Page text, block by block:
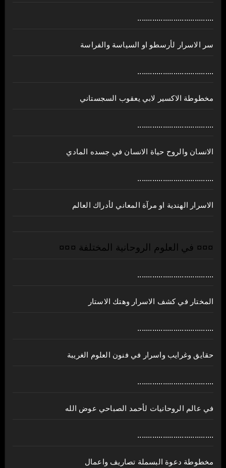
....................................
سر الاسرار لأرسطو او السياسة والفراسة
....................................
مخطوطة الاكسير لابي يعقوب السجستاني
....................................
الانسان والروح حياة الانسان في جسده المادي
....................................
الاسرار الهندية او مرآة المعاني لأدراك العالم
¤¤¤ في العلوم الروحانية المختلفة ¤¤¤
....................................
المختار في كشف الاسرار وهتك الاستار
....................................
حقايق وغرايب واسرار في فنون العلوم الغريبة
....................................
في عالم الروحانيات لأحمد الصباحي عوض الله
....................................
مخطوطة دعوة البسملة تصاريف واعمال